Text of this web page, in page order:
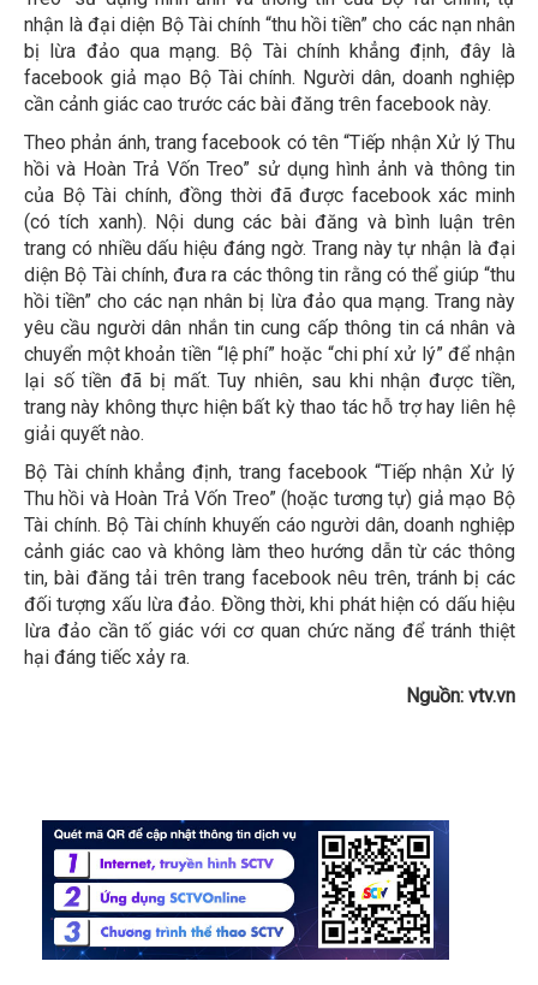
nhận là đại diện Bộ Tài chính “thu hồi tiền” cho các nạn nhân
bị lừa đảo qua mạng. Bộ Tài chính khẳng định, đây là
facebook giả mạo Bộ Tài chính. Người dân, doanh nghiệp
cần cảnh giác cao trước các bài đăng trên facebook này.
Theo phản ánh, trang facebook có tên “Tiếp nhận Xử lý Thu
hồi và Hoàn Trả Vốn Treo” sử dụng hình ảnh và thông tin
của Bộ Tài chính, đồng thời đã được facebook xác minh
(có tích xanh). Nội dung các bài đăng và bình luận trên
trang có nhiều dấu hiệu đáng ngờ. Trang này tự nhận là đại
diện Bộ Tài chính, đưa ra các thông tin rằng có thể giúp “thu
hồi tiền” cho các nạn nhân bị lừa đảo qua mạng. Trang này
yêu cầu người dân nhắn tin cung cấp thông tin cá nhân và
chuyển một khoản tiền “lệ phí” hoặc “chi phí xử lý” để nhận
lại số tiền đã bị mất. Tuy nhiên, sau khi nhận được tiền,
trang này không thực hiện bất kỳ thao tác hỗ trợ hay liên hệ
giải quyết nào.
Bộ Tài chính khẳng định, trang facebook “Tiếp nhận Xử lý
Thu hồi và Hoàn Trả Vốn Treo” (hoặc tương tự) giả mạo Bộ
Tài chính. Bộ Tài chính khuyến cáo người dân, doanh nghiệp
cảnh giác cao và không làm theo hướng dẫn từ các thông
tin, bài đăng tải trên trang facebook nêu trên, tránh bị các
đối tượng xấu lừa đảo. Đồng thời, khi phát hiện có dấu hiệu
lừa đảo cần tố giác với cơ quan chức năng để tránh thiệt
hại đáng tiếc xảy ra.
Nguồn: vtv.vn